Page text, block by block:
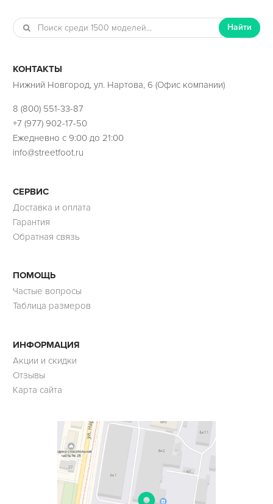
Найти
КОНТАКТЫ
Нижний Новгород, ул. Нартова, 6 (Офис компании)
8 (800) 551-33-87
+7 (977) 902-17-50
Ежедневно с 9:00 до 21:00
info@streetfoot.ru
СЕРВИС
Доставка и оплата
Гарантия
Обратная связь
ПОМОЩЬ
Частые вопросы
Таблица размеров
ИНФОРМАЦИЯ
Акции и скидки
Отзывы
Карта сайта